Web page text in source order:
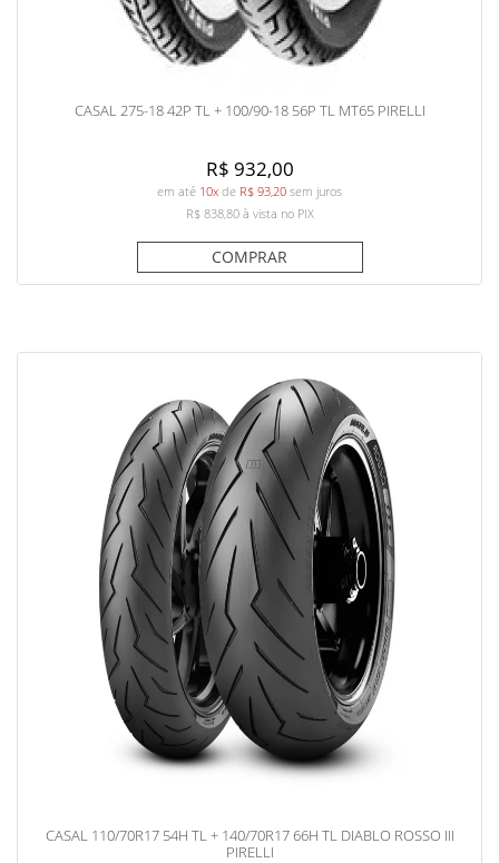
CASAL 275-18 42P TL + 100/90-18 56P TL MT65 PIRELLI
R$ 932,00
em até 10x de R$ 93,20 sem juros
R$ 838,80à vista no PIX
COMPRAR
CASAL 110/70R17 54H TL + 140/70R17 66H TL DIABLO ROSSO III
PIRELLI